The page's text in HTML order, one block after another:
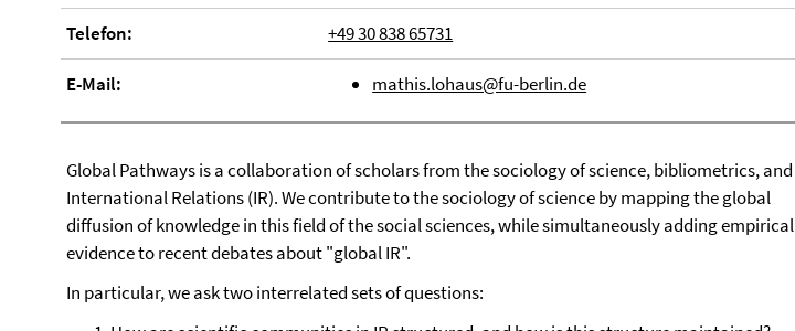
Telefon: +49 30 838 65731
E-Mail: mathis.lohaus@fu-berlin.de
Global Pathways is a collaboration of scholars from the sociology of science, bibliometrics, and
International Relations (IR). We contribute to the sociology of science by mapping the global
diffusion of knowledge in this field of the social sciences, while simultaneously adding empirical
evidence to recent debates about "global IR".
In particular, we ask two interrelated sets of questions: